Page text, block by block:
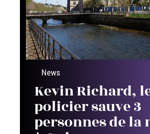
News
Kevin Richard,
policier sauve 3
personnes de la